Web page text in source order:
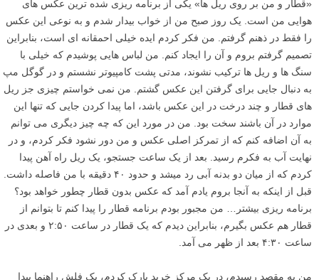
برای این تصویر، من در راه برگشت به خانه از یک جلسه عکاسی املاک و
مستغلات بودم که متوجه شدم باید در جایی که همیشه می خواستم آن را از
بالا ببینم توقف کنم. البته وقتی به آنجا رسیدم همه چیز باید با مهارت انجام
میشد، چون من مجبور بودم جایی برای پارک کردن پیدا کنم تا بتوانم دِرون
(drone) را به پرواز درآورم، اما در نهایت یک جای پارک حدود هشتصد متر
دورتر از آنجا پیدا کردم. وقتی داشتم دِرون را به پرواز درمی آوردم، می
خواستم کامیون را بر روی معدن سنگ ثبت کنم در حالیکه هیچ ماشینی در
جاده نباشد. هدف من نشان دادن تفاوت زمین در چنین شعاع کمی بود. ما در
این عکس طبیعت، حمل و نقل، و یک منطقه استخراج/ساخت و ساز داریم.
من در مورد اینکه چگونه می توانم همه اینها را نشان دهم و همه چیز را ساده
نگه دارم فکر کردم، بنابراین تصمیم گرفتم با روشی که انجام دادم از آن
عکس بگیرم و عکس های متعددی مثل این گرفتم تا اینکه بالاخره عکسی
گرفتم که می دانستم خوب از کار در می آید. من همیشه به کنتراست یا تضاد